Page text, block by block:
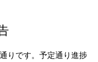
りです。予定通り進捗